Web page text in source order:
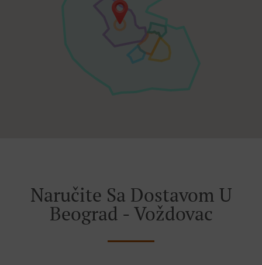
Naručite Sa Dostavom U
Beograd - Voždovac